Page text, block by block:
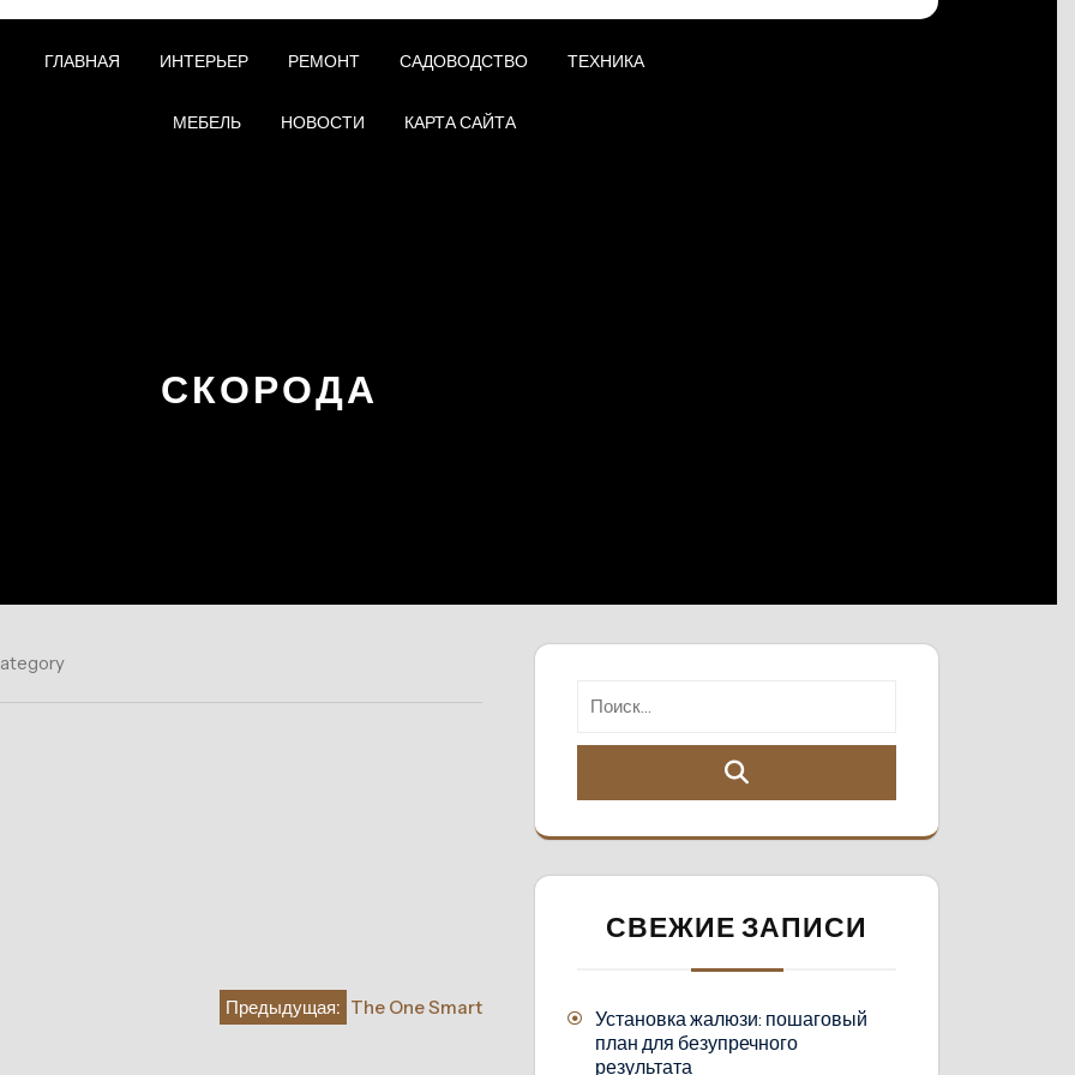
ГЛАВНАЯ ИНТЕРЬЕР РЕМОНТ САДОВОДСТВО ТЕХНИКА
МЕБЕЛЬ НОВОСТИ КАРТА САЙТА
СКОРОДА
Предыдущая: The One Smart
СВЕЖИЕ ЗАПИСИ
Установка жалюзи: пошаговый
план для безупречного
результата